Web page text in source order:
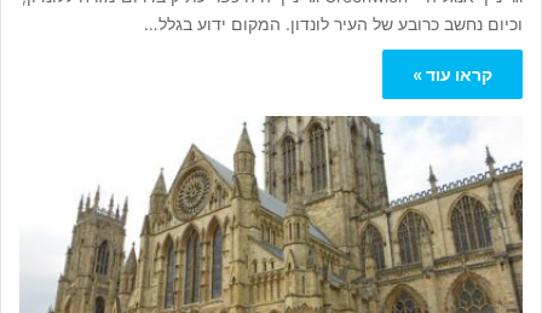
וכיום נחשב כרובע של העיר לונדון. המקום ידוע בגלל…
קראו עוד »